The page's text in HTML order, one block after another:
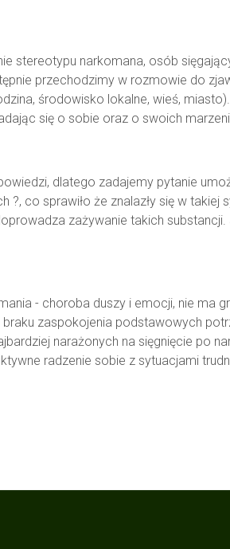
stereotypu narkomana, osób
przechodzimy w rozmowie do
środowisko lokalne, wieś,
się o sobie oraz o swoich
dlatego zadajemy pytanie
co sprawiło że znalazły się w
zażywanie takich
- choroba duszy i emocji, nie ma
zaspokojenia podstawowych
narażonych na sięgnięcie po
radzenie sobie z sytuacjami